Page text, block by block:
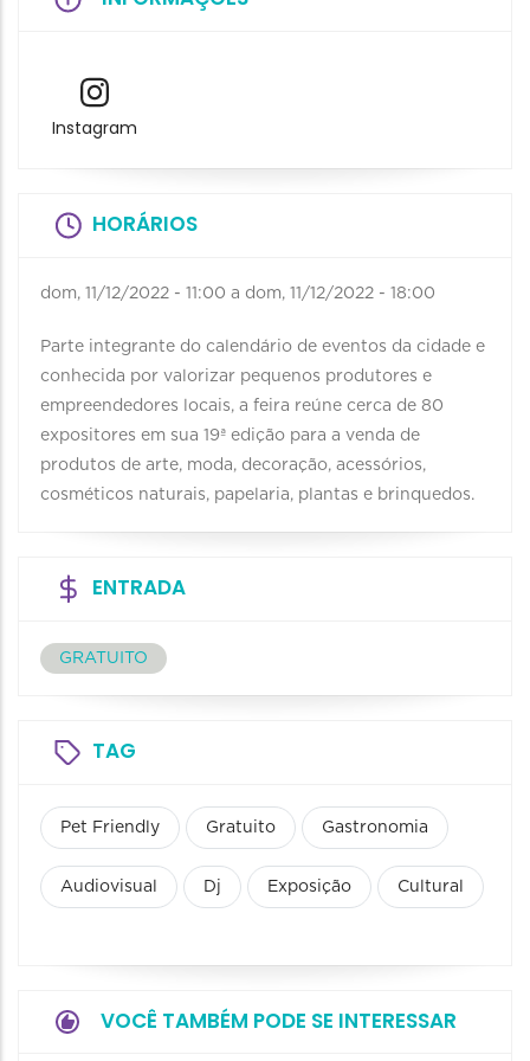
Instagram
HORÁRIOS
dom, 11/12/2022 - 11:00 a dom, 11/12/2022 - 18:00
Parte integrante do calendário de eventos da cidade e
conhecida por valorizar pequenos produtores e
empreendedores locais, a feira reúne cerca de 80
expositores em sua 19ª edição para a venda de
produtos de arte, moda, decoração, acessórios,
cosméticos naturais, papelaria, plantas e brinquedos.
ENTRADA
GRATUITO
TAG
Pet Friendly Gratuito Gastronomia
Audiovisual Dj Exposição Cultural
VOCÊ TAMBÉM PODE SE INTERESSAR